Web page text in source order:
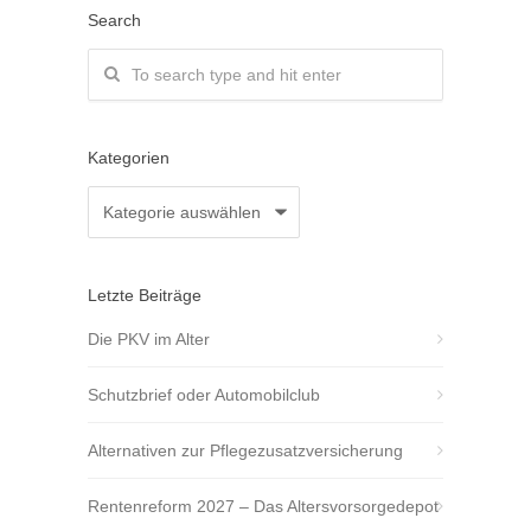
Search
Kategorien
Letzte Beiträge
Die PKV im Alter
Schutzbrief oder Automobilclub
Alternativen zur Pflegezusatzversicherung
Rentenreform 2027 – Das Altersvorsorgedepot